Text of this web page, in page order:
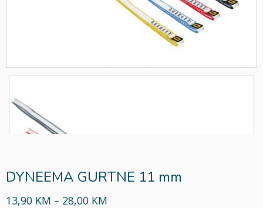
DYNEEMA GURTNE 11 mm
13,90 KM – 28,00 KM